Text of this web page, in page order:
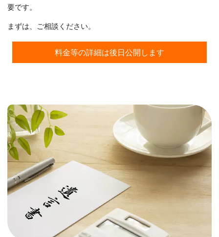
要です。
まずは、ご相談ください。
料金等の詳細は後日公開します